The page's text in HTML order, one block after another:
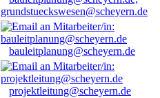
grundstueckswesen@scheyern.de
bauleitplanung@scheyern.de
projektleitung@scheyern.de